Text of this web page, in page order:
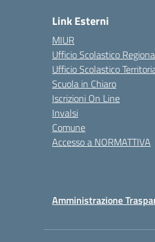
Link Esterni
MIUR
Ufficio Scolastico
Ufficio Scolastico
Scuola in Chiaro
Iscrizioni On Line
Invalsi
Comune
Accesso a NORMATTIVA
Amministrazione